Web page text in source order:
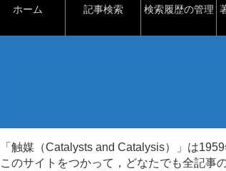
ホーム 記事検索 検索履歴の管理
「触媒（Catalysts and Catalysis）」は
このサイトをつかって，どなたでも全記事